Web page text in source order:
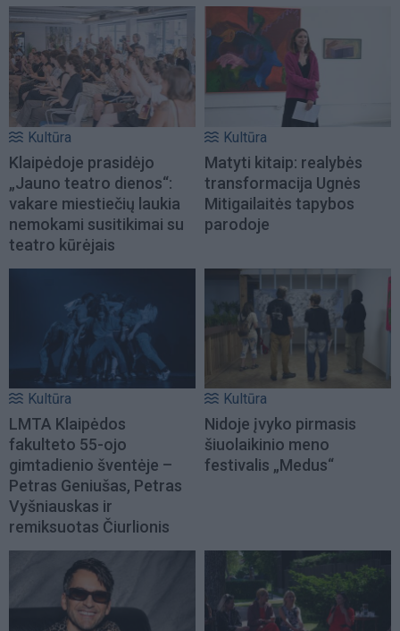
Kultūra
Klaipėdoje prasidėjo
„Jauno teatro dienos“:
vakare miestiečių laukia
nemokami susitikimai su
teatro kūrėjais
Kultūra
Matyti kitaip: realybės
transformacija Ugnės
Mitigailaitės tapybos
parodoje
Kultūra
LMTA Klaipėdos
fakulteto 55-ojo
gimtadienio šventėje –
Petras Geniušas, Petras
Vyšniauskas ir
remiksuotas Čiurlionis
Kultūra
Nidoje įvyko pirmasis
šiuolaikinio meno
festivalis „Medus“